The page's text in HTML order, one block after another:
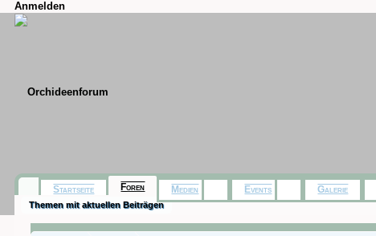
Anmelden
Startseite Foren
Themen mit aktuellen Beiträgen
Medien Events Galerie